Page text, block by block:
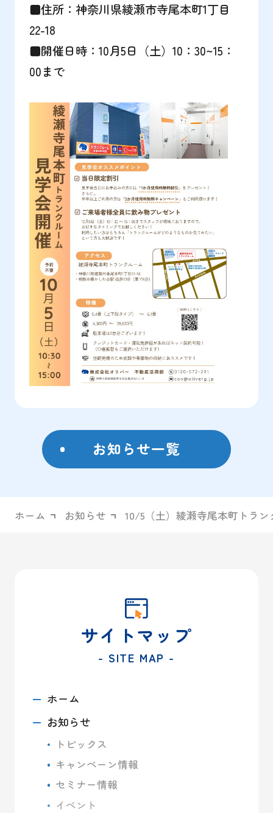
■住所：神奈川県綾瀬市寺尾本町1丁目
22-18
■開催日時：10月5日（土）10：30~15：
00まで
お知らせ一覧
ホーム お知らせ 10/5（土）綾瀬寺尾本町トラ
サイトマップ
- SITE MAP -
ホーム
お知らせ
トピックス
キャンペーン情報
セミナー情報
イベント